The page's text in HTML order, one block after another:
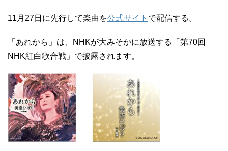
11月27日に先行して楽曲を公式サイト で配信する。
「あれから」は、NHKが大みそかに放送する「第70回
NHK紅白歌合戦」で披露されます。